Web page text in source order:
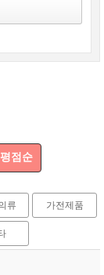
평점순
류 가전제품